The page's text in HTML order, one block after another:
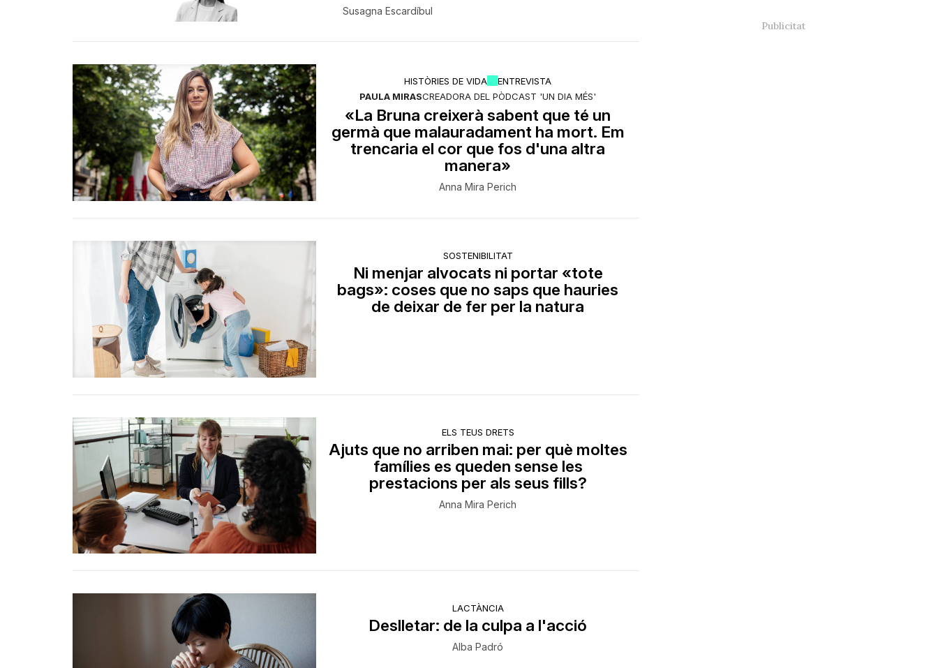
Susagna Escardíbul
HISTÒRIES DE VIDA
ENTREVISTA
PAULA MIRASCREADORA DEL PÒDCAST 'UN DIA MÉS'
«La Bruna creixerà sabent que té un
germà que malauradament ha mort. Em
trencaria el cor que fos d'una altra
manera»
Anna Mira Perich
SOSTENIBILITAT
Ni menjar alvocats ni portar «tote
bags»: coses que no saps que hauries
de deixar de fer per la natura
ELS TEUS DRETS
Ajuts que no arriben mai: per què moltes
famílies es queden sense les
prestacions per als seus fills?
Anna Mira Perich
LACTÀNCIA
Deslletar: de la culpa a l'acció
Alba Padró